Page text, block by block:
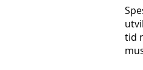
tid